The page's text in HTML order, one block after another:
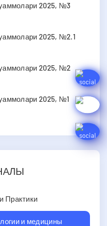
2025, №3
2025, №2.1
2025, №2
2025, №1
Практики
и медицины